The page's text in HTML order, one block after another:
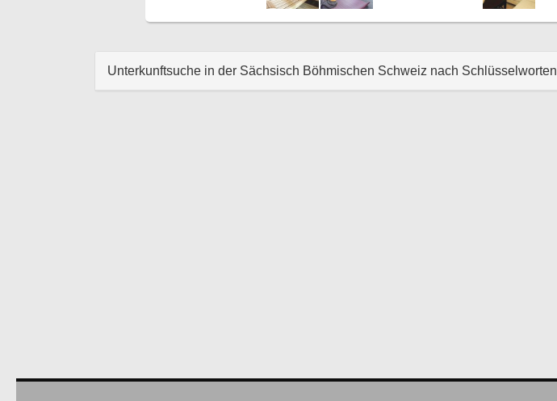
Unterkunftsuche in der Sächsisch Böhmischen Schweiz nach Schlüsselworten